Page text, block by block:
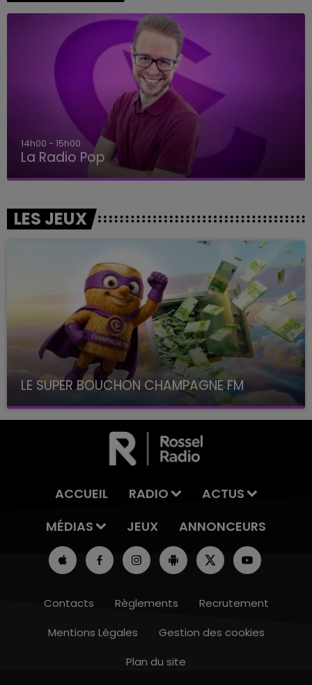
10h00 - 14h00
14h00 - 15h00
La Radio Pop
LES JEUX
LE SUPER BOUCHON CHAMPAGNE FM
avec La Famille Champagne FM, à 8H10
ACCUEIL RADIO
ACTUS
MÉDIAS
JEUX ANNONCEURS
Contacts Règlements
Recrutement
Mentions Légales
Gestion des cookies
Plan du site